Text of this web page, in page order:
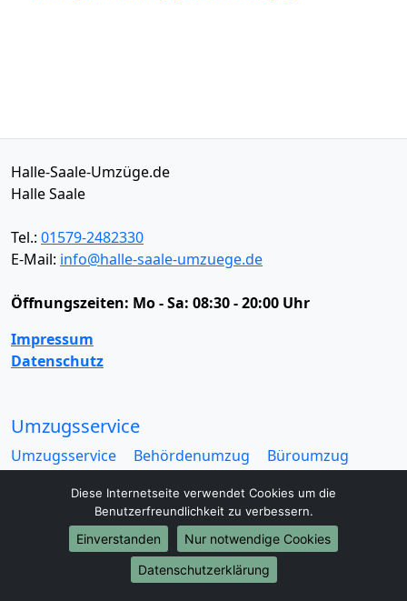
Halle-Saale-Umzüge.de
Halle Saale
Tel.: 01579-2482330
E-Mail: info@halle-saale-umzuege.de
Öffnungszeiten: Mo - Sa: 08:30 - 20:00 Uhr
Impressum
Datenschutz
Umzugsservice
Umzugsservice Behördenumzug
Büroumzug
Mini Umzug
Praxisumzug
Privatumzug
Seniorenumzug
Studentenumzug
Beiladung
Entrümpelung
Halteverbotszone
Klaviertransport
Haushaltsauflösung
Möbeltaxi
Möbelmitfahrzentrale
Umzugskartons
Diese Internetseite verwendet Cookies um die
Benutzerfreundlichkeit zu verbessern.
Einverstanden
Nur notwendige Cookies
Datenschutzerklärung